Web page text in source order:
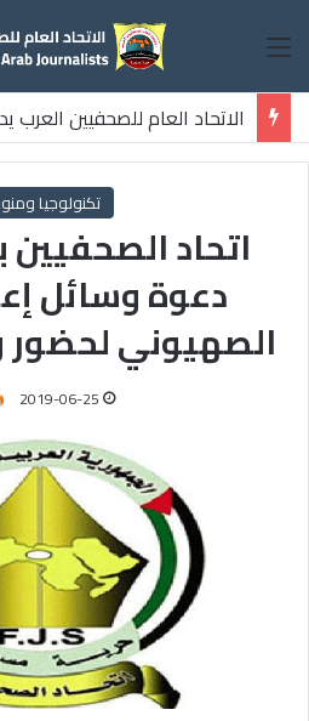
القائمة
الاتحاد العام للصحفيين العرب
ثلاثة صحفيين فلسطينيين
تكنولوجيا
اتحاد
دعوة وسائل
الصهيوني لحضور
2019-06-25